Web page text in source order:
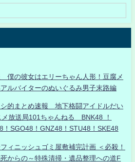
僕の彼女はエリーちゃん人形！豆腐メ
ルバイターのぬいぐるみ男子末路編
的まとめ速報 地下格闘アイドルだい
放送局101ちゃんねる BNK48 ！
！SGO48！GNZ48！STU48！SKE48
ィニッシュゴミ屋敷補完計画 ＜必殺！
からの～特殊清掃・遺品整理への道F